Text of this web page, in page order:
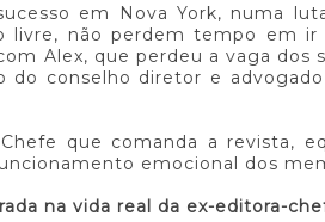
em Nova York, numa
livre, não perdem tempo em
Alex, que perdeu a vaga dos
conselho diretor e
que comanda a revista,
emocional dos
na vida real da ex-editora-